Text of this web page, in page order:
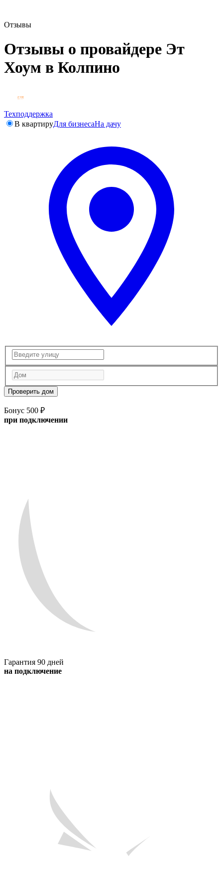
Отзывы
Отзывы о провайдере Эт
Хоум в Колпино
Техподдержка
В квартируДля бизнесаНа дачу
Проверить дом
Бонус 500 ₽
при подключении
Гарантия 90 дней
на подключение